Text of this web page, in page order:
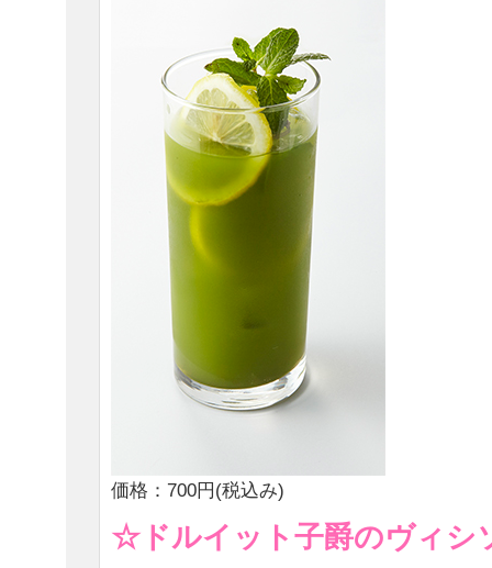
価格：700円(税込み)
☆ドルイット子爵のヴィシ